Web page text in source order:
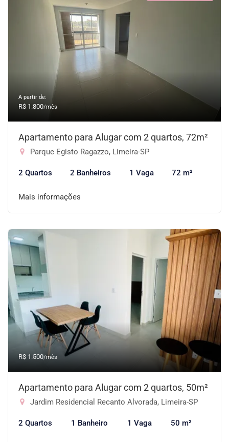
A partir de:
R$ 1.800/mês
Apartamento para Alugar com 2 quartos, 72m²
Parque Egisto Ragazzo, Limeira-SP
2 Quartos 2 Banheiros 1 Vaga 72 m²
Mais informações
R$ 1.500/mês
Apartamento para Alugar com 2 quartos, 50m²
Jardim Residencial Recanto Alvorada, Limeira-SP
2 Quartos 1 Banheiro 1 Vaga 50 m²